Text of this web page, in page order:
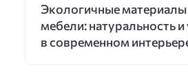
Экологичные материалы
мебели: натуральность
в современном